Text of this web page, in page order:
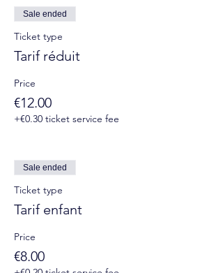
Sale ended
Ticket type
Tarif réduit
Price
€12.00
+€0.30 ticket service fee
Sale ended
Ticket type
Tarif enfant
Price
€8.00